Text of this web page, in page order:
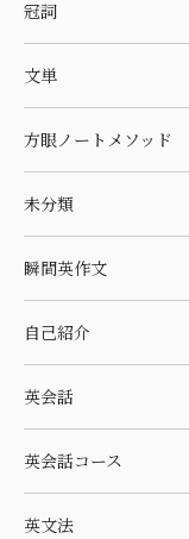
冠詞
文単
方眼ノートメソッド
未分類
瞬間英作文
自己紹介
英会話
英会話コース
英文法